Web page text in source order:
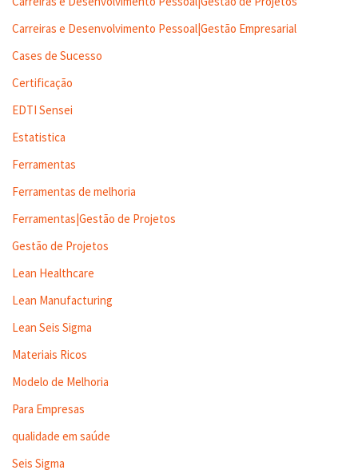
Carreiras e Desenvolvimento Pessoal|Gestão Empresarial
Cases de Sucesso
Certificação
EDTI Sensei
Estatistica
Ferramentas
Ferramentas de melhoria
Ferramentas|Gestão de Projetos
Gestão de Projetos
Lean Healthcare
Lean Manufacturing
Lean Seis Sigma
Materiais Ricos
Modelo de Melhoria
Para Empresas
qualidade em saúde
Seis Sigma